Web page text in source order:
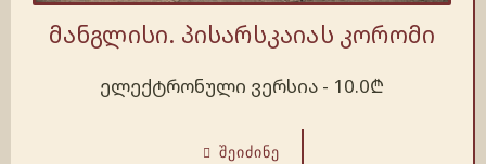
მანგლისი. პისარსკაიას კორომი
ელექტრონული ვერსია - 10.0₾
ᲨᲔᲘᲫᲘᲜᲔ